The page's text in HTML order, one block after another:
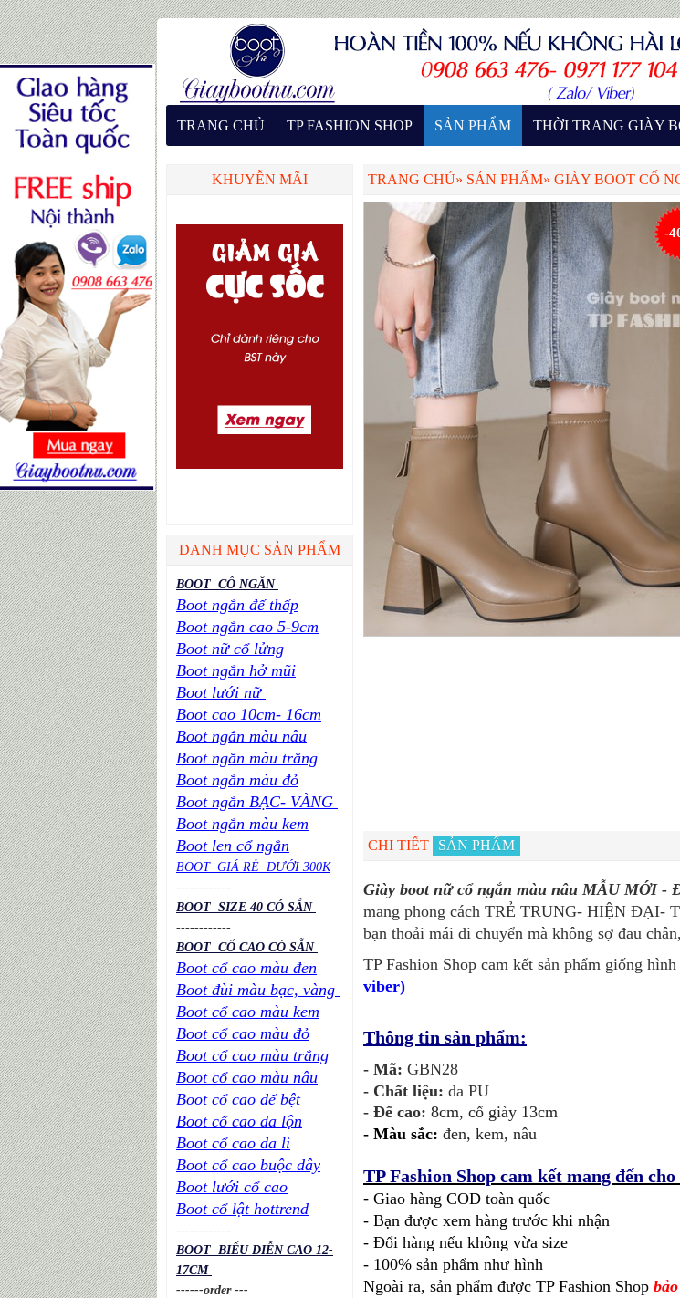
-
CHI TIẾT SẢN PHẨM
Giày boot nữ cổ ngắn màu nâu MẪU MỚI -
mang phong cách TRẺ TRUNG- HIỆN ĐẠI-
bạn thoải mái di chuyển mà không sợ đau
TP Fashion Shop cam kết sản phẩm giống
viber)
Thông tin sản phẩm:
- Mã: GBN28
- Chất liệu: da PU
- Đế cao: 8cm, cổ giày 13cm
- Màu sắc: đen, kem, nâu
TP Fashion Shop cam kết mang đến
- Giao hàng COD toàn quốc
- Bạn được xem hàng trước khi nhận
- Đổi hàng nếu không vừa size
- 100% sản phẩm như hình
Ngoài ra, sản phẩm được TP Fashion Shop
TRANG CHỦ» SẢN PHẨM» GIÀY BOOT CỔ
KHUYỄN MÃI
DANH MỤC SẢN PHẨM
BOOT CỔ NGẮN
Boot ngắn đế thấp
Boot ngắn cao 5-9cm
Boot nữ cổ lửng
Boot ngắn hở mũi
Boot lưới nữ
Boot cao 10cm- 16cm
Boot ngắn màu nâu
Boot ngắn màu trắng
Boot ngắn màu đỏ
Boot ngắn BẠC- VÀNG
Boot ngắn màu kem
Boot len cổ ngắn
BOOT GIÁ RẺ DƯỚI 300K
------------
BOOT SIZE 40 CÓ SẴN
------------
BOOT CỔ CAO CÓ SẴN
Boot cổ cao màu đen
Boot đùi màu bạc, vàng
Boot cổ cao màu kem
Boot cổ cao màu đỏ
Boot cổ cao màu trắng
Boot cổ cao màu nâu
Boot cổ cao đế bệt
Boot cổ cao da lộn
Boot cổ cao da lì
Boot cổ cao buộc dây
Boot lưới cổ cao
Boot cổ lật hottrend
------------
BOOT BIỂU DIỄN CAO 12-
17CM
------order ---
TRANG CHỦ TP FASHION SHOP SẢN PHẨM THỜI TRANG GIÀY